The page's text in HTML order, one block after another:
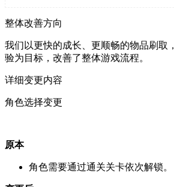
整体改善方向
我们以更快的成长、更顺畅的物品刷取
验为目标，改善了整体游戏流程。
详细变更内容
角色选择变更
原本
角色需要通过通关关卡依次解锁。